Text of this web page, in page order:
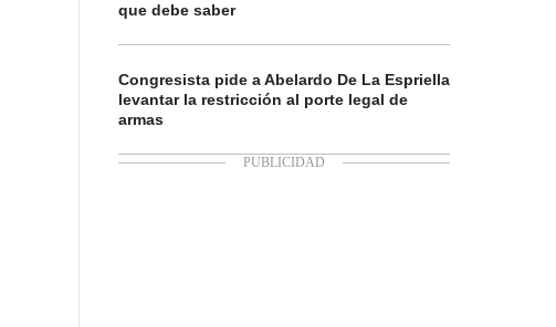
que debe saber
Congresista pide a Abelardo De La Espriella
levantar la restricción al porte legal de
armas